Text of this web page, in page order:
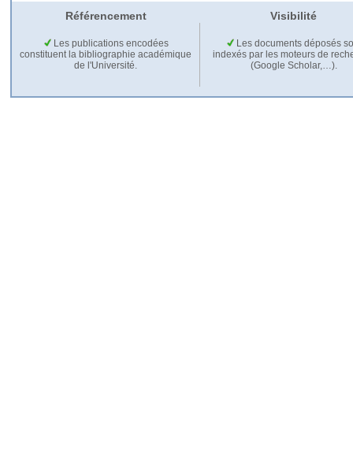
Référencement Visibilité
Les publications encodées
constituent la bibliographie académique
de l'Université.
Les documents déposés
indexés par les moteurs de
(Google Scholar,…).